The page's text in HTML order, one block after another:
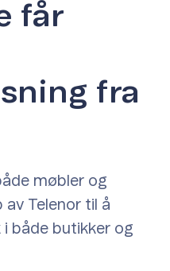
får
fra
møbler og
av Telenor til å
både butikker og